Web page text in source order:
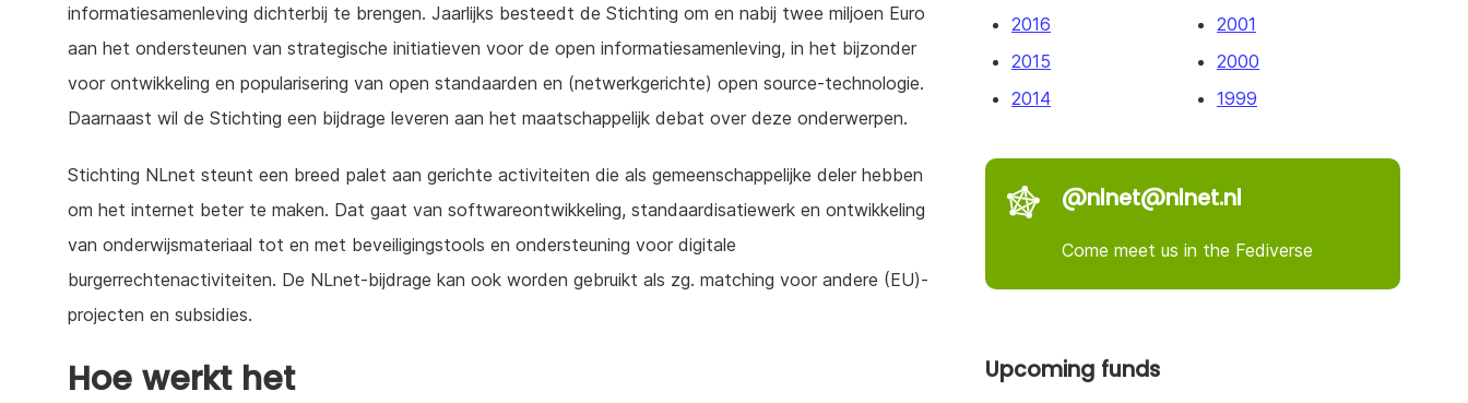
informatiesamenleving dichterbij te brengen. Jaarlijks besteedt de Stichting om en nabij twee miljoen Euro
aan het ondersteunen van strategische initiatieven voor de open informatiesamenleving, in het bijzonder
voor ontwikkeling en popularisering van open standaarden en (netwerkgerichte) open source-technologie.
Daarnaast wil de Stichting een bijdrage leveren aan het maatschappelijk debat over deze onderwerpen.
Stichting NLnet steunt een breed palet aan gerichte activiteiten die als gemeenschappelijke deler hebben
om het internet beter te maken. Dat gaat van softwareontwikkeling, standaardisatiewerk en ontwikkeling
van onderwijsmateriaal tot en met beveiligingstools en ondersteuning voor digitale
burgerrechtenactiviteiten. De NLnet-bijdrage kan ook worden gebruikt als zg. matching voor andere (EU)-
projecten en subsidies.
Hoe werkt het
2016
2015
2014
2001
2000
1999
@nlnet@nlnet.nl
Come meet us in the Fediverse
Upcoming funds